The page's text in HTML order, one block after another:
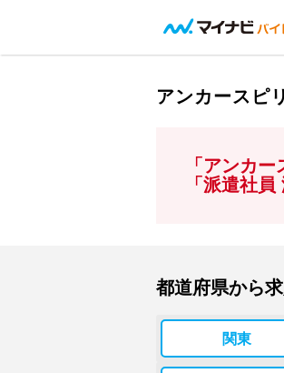
アンカースピ
「アンカ
「派遣社
都道府県から
関東